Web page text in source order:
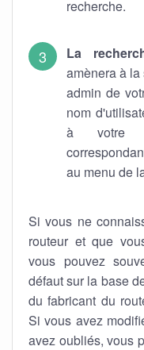
recherche.
La
amènera à
admin de
nom
à votre
au menu de
Si vous ne
routeur et que
vous pouvez
défaut sur la base
du fabricant du
Si vous avez
avez oubliés, vous